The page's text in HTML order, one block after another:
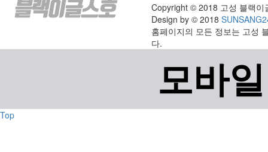
Copyright © 2018 고성 블랙이
Design by © 2018
홈페이지의 모든 정보는 고성
다.
모바
Top